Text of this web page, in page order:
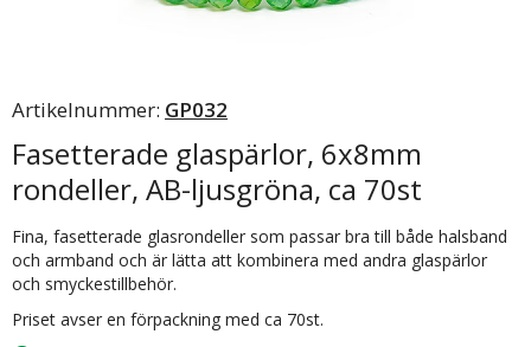
Artikelnummer: GP032
Fasetterade glaspärlor, 6x8mm
rondeller, AB-ljusgröna, ca 70st
Fina, fasetterade glasrondeller som passar bra till både halsband
och armband och är lätta att kombinera med andra glaspärlor
och smyckestillbehör.
Priset avser en förpackning med ca 70st.